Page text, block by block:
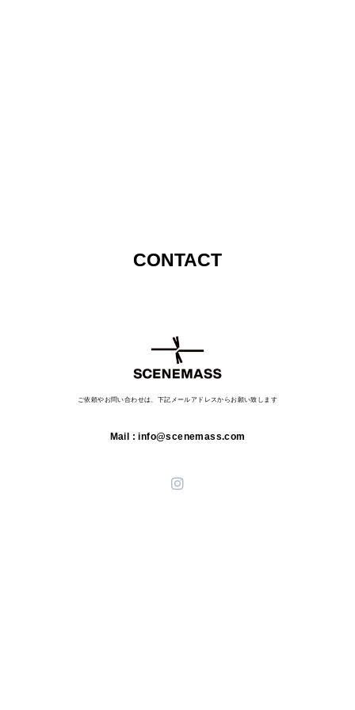
CONTACT
ご依頼やお問い合わせは、下記メールアドレスからお願い致します
Mail : info@scenemass.com